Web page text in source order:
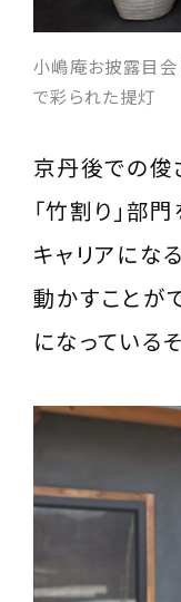
小嶋庵お披露目会
で彩られた提灯
京丹後での俊
「竹割り」部
キャリアにな
動かすことが
になっている